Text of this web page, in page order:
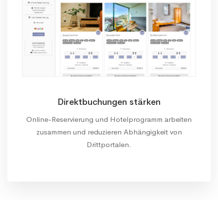
Direktbuchungen stärken
Online-Reservierung und Hotelprogramm arbeiten
zusammen und reduzieren Abhängigkeit von
Drittportalen.